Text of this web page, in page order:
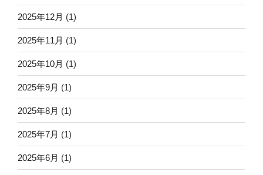
2025年12月 (1)
2025年11月 (1)
2025年10月 (1)
2025年9月 (1)
2025年8月 (1)
2025年7月 (1)
2025年6月 (1)